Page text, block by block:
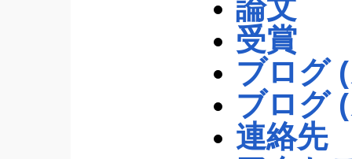
論文
受賞
ブログ
ブログ
連絡先